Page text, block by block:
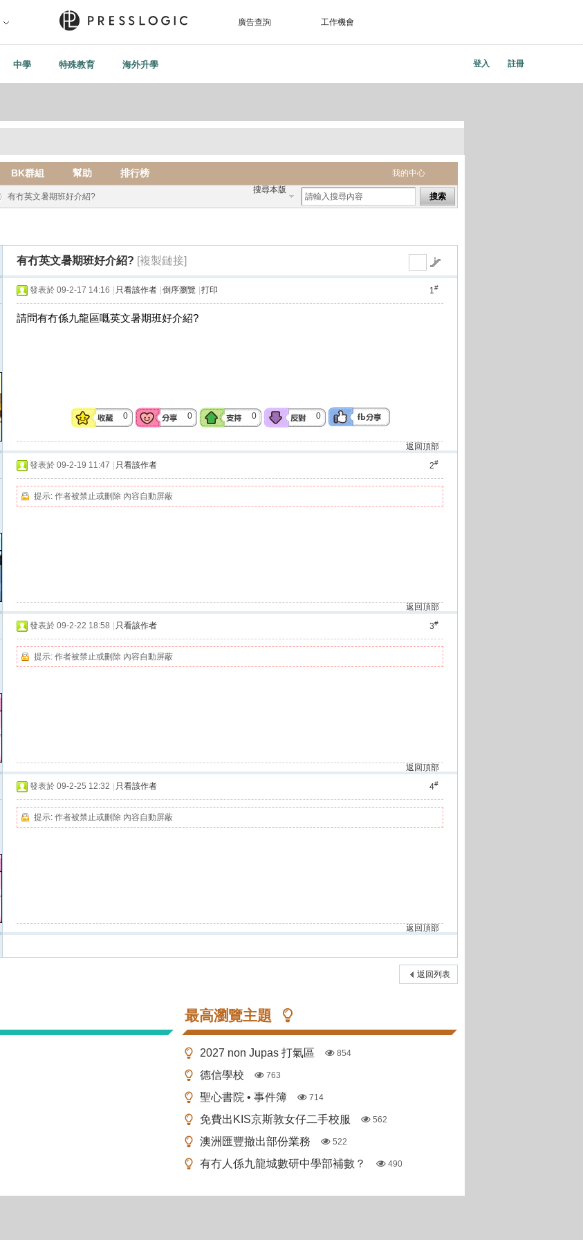
廣告查詢 工作機會
中學 特殊教育 海外升學 登入 註冊
我的中心
BK群組 幫助 排行榜
搜尋本版
搜索
有冇英文暑期班好介紹?
有冇英文暑期班好介紹? [複製鏈接]
1#
發表於 09-2-17 14:16 只看該作者 倒序瀏覽 打印
請問有冇係九龍區嘅英文暑期班好介紹?
0 0 0 0
返回頂部
2#
發表於 09-2-19 11:47 只看該作者
提示: 作者被禁止或刪除 內容自動屏蔽
返回頂部
3#
發表於 09-2-22 18:58 只看該作者
提示: 作者被禁止或刪除 內容自動屏蔽
返回頂部
4#
發表於 09-2-25 12:32 只看該作者
提示: 作者被禁止或刪除 內容自動屏蔽
返回頂部
返回列表
最高瀏覽主題
2027 non Jupas 打氣區 854
德信學校 763
聖心書院 • 事件簿 714
免費出KIS京斯敦女仔二手校服 562
澳洲匯豐撤出部份業務 522
有冇人係九龍城數研中學部補數？ 490